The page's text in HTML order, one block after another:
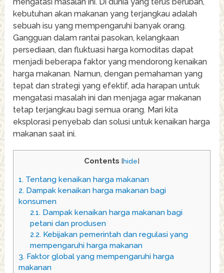
kebutuhan akan makanan yang terjangkau adalah
sebuah isu yang mempengaruhi banyak orang.
Gangguan dalam rantai pasokan, kelangkaan
persediaan, dan fluktuasi harga komoditas dapat
menjadi beberapa faktor yang mendorong kenaikan
harga makanan. Namun, dengan pemahaman yang
tepat dan strategi yang efektif, ada harapan untuk
mengatasi masalah ini dan menjaga agar makanan
tetap terjangkau bagi semua orang. Mari kita
eksplorasi penyebab dan solusi untuk kenaikan harga
makanan saat ini.
Contents [hide]
1. Tentang kenaikan harga makanan
2. Dampak kenaikan harga makanan bagi
konsumen
2.1.Dampak kenaikan harga makanan bagi
petani dan produsen
2.2.Kebijakan pemerintah dan regulasi yang
mempengaruhi harga makanan
3. Faktor global yang mempengaruhi harga
makanan